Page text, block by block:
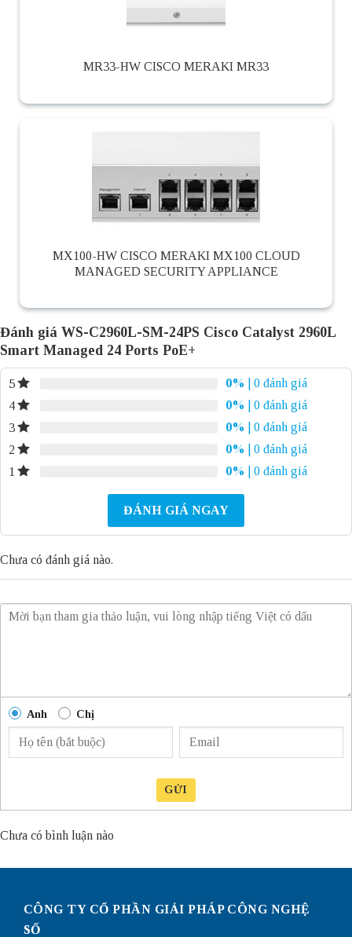
MR33-HW CISCO MERAKI MR33
MX100-HW CISCO MERAKI MX100 CLOUD
MANAGED SECURITY APPLIANCE
Đánh giá WS-C2960L-SM-24PS Cisco Catalyst 2960L
Smart Managed 24 Ports PoE+
5 0%
| 0 đánh giá
4
0%
| 0 đánh giá
3
0%
| 0 đánh giá
2
0%
| 0 đánh giá
1
0% | 0 đánh giá
ĐÁNH GIÁ NGAY
Chưa có đánh giá nào.
Anh Chị
GỬI
Chưa có bình luận nào
CÔNG TY CỔ PHẦN GIẢI PHÁP CÔNG NGHỆ
SỐ